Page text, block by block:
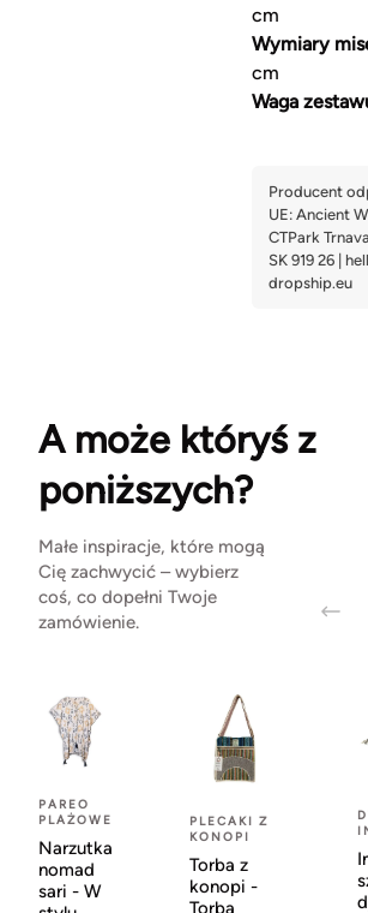
cm
Wymiary
cm
Waga
A może któryś z
poniższych?
Małe inspiracje, które mogą
Cię zachwycić – wybierz
coś, co dopełni Twoje
zamówienie.
PAREO
PLAŻOWE
Narzutka
nomad
sari - W
PLECAKI Z
KONOPI
Torba z
konopi -
Torba